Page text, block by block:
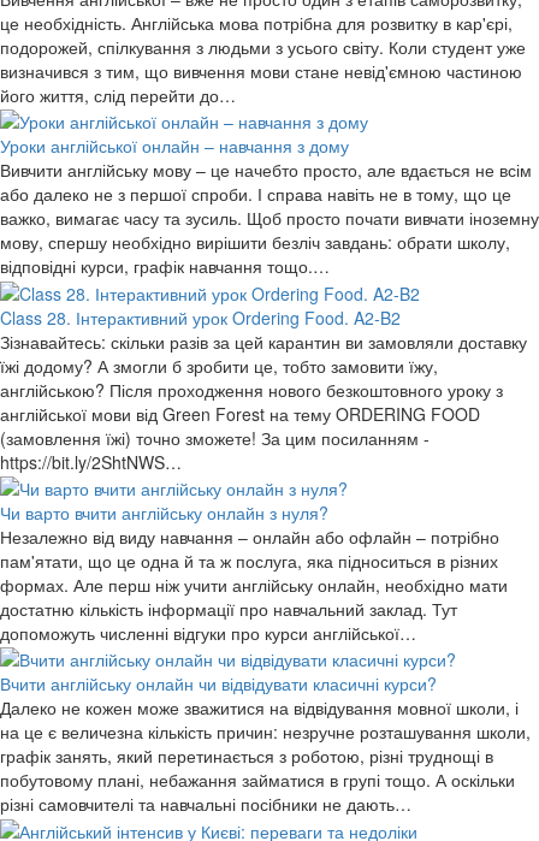
це необхідність. Англійська мова потрібна для розвитку в кар'єрі,
подорожей, спілкування з людьми з усього світу. Коли студент уже
визначився з тим, що вивчення мови стане невід'ємною частиною
його життя, слід перейти до…
Уроки англійської онлайн – навчання з дому
Вивчити англійську мову – це начебто просто, але вдається не всім
або далеко не з першої спроби. І справа навіть не в тому, що це
важко, вимагає часу та зусиль. Щоб просто почати вивчати іноземну
мову, спершу необхідно вирішити безліч завдань: обрати школу,
відповідні курси, графік навчання тощо.…
Class 28. Інтерактивний урок Ordering Food. A2-B2
Зізнавайтесь: скільки разів за цей карантин ви замовляли доставку
їжі додому? А змогли б зробити це, тобто замовити їжу,
англійською? Після проходження нового безкоштовного уроку з
англійської мови від Green Forest на тему ORDERING FOOD
(замовлення їжі) точно зможете! За цим посиланням -
https://bit.ly/2ShtNWS…
Чи варто вчити англійську онлайн з нуля?
Незалежно від виду навчання – онлайн або офлайн – потрібно
пам'ятати, що це одна й та ж послуга, яка підноситься в різних
формах. Але перш ніж учити англійську онлайн, необхідно мати
достатню кількість інформації про навчальний заклад. Тут
допоможуть численні відгуки про курси англійської…
Вчити англійську онлайн чи відвідувати класичні курси?
Далеко не кожен може зважитися на відвідування мовної школи, і
на це є величезна кількість причин: незручне розташування школи,
графік занять, який перетинається з роботою, різні труднощі в
побутовому плані, небажання займатися в групі тощо. А оскільки
різні самовчителі та навчальні посібники не дають…